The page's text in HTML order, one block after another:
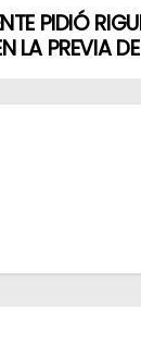
PIDIÓ
LA PREVIA